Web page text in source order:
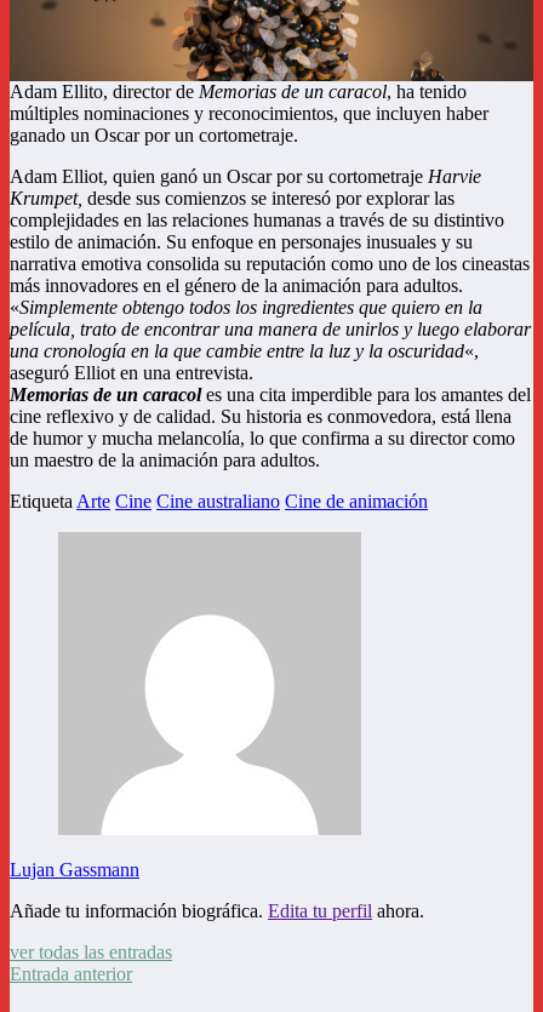
Adam Ellito, director de Memorias de un caracol, ha tenido
múltiples nominaciones y reconocimientos, que incluyen haber
ganado un Oscar por un cortometraje.
Adam Elliot, quien ganó un Oscar por su cortometraje Harvie
Krumpet, desde sus comienzos se interesó por explorar las
complejidades en las relaciones humanas a través de su distintivo
estilo de animación. Su enfoque en personajes inusuales y su
narrativa emotiva consolida su reputación como uno de los cineastas
más innovadores en el género de la animación para adultos.
«Simplemente obtengo todos los ingredientes que quiero en la
película, trato de encontrar una manera de unirlos y luego elaborar
una cronología en la que cambie entre la luz y la oscuridad«,
aseguró Elliot en una entrevista.
Memorias de un caracoles una cita imperdible para los amantes del
cine reflexivo y de calidad. Su historia es conmovedora, está llena
de humor y mucha melancolía, lo que confirma a su director como
un maestro de la animación para adultos.
Etiqueta Arte Cine Cine australiano Cine de animación
Lujan Gassmann
Añade tu información biográfica. Edita tu perfil ahora.
ver todas las entradas
Entrada anterior